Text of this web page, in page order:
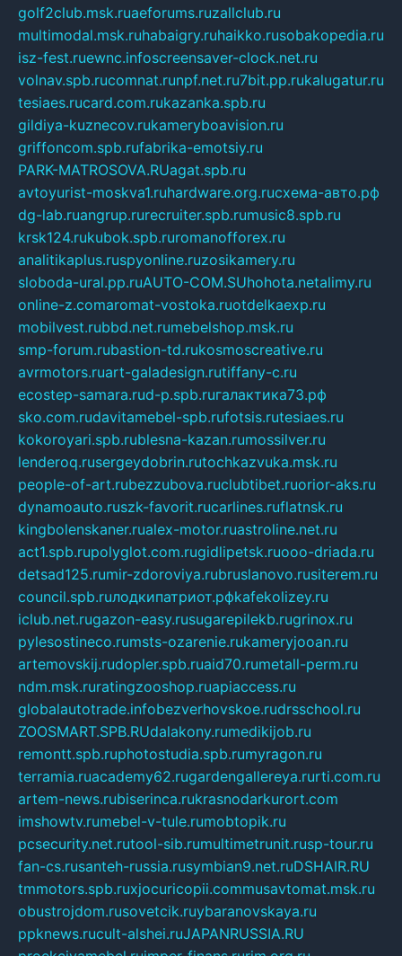
golf2club.msk.ruaeforums.ruzallclub.ru
multimodal.msk.ruhabaigry.ruhaikko.rusobakopedia.ru
isz-fest.ruewnc.infoscreensaver-clock.net.ru
volnav.spb.rucomnat.runpf.net.ru7bit.pp.rukalugatur.ru
tesiaes.rucard.com.rukazanka.spb.ru
gildiya-kuznecov.rukameryboavision.ru
griffoncom.spb.rufabrika-emotsiy.ru
PARK-MATROSOVA.RUagat.spb.ru
avtoyurist-moskva1.ruhardware.org.ruсхема-авто.рф
dg-lab.ruangrup.rurecruiter.spb.rumusic8.spb.ru
krsk124.rukubok.spb.ruromanofforex.ru
analitikaplus.ruspyonline.ruzosikamery.ru
sloboda-ural.pp.ruAUTO-COM.SUhohota.netalimy.ru
online-z.comaromat-vostoka.ruotdelkaexp.ru
mobilvest.rubbd.net.rumebelshop.msk.ru
smp-forum.rubastion-td.rukosmoscreative.ru
avrmotors.ruart-galadesign.rutiffany-c.ru
ecostep-samara.rud-p.spb.ruгалактика73.рф
sko.com.rudavitamebel-spb.rufotsis.rutesiaes.ru
kokoroyari.spb.rublesna-kazan.rumossilver.ru
lenderoq.rusergeydobrin.rutochkazvuka.msk.ru
people-of-art.rubezzubova.ruclubtibet.ruorior-aks.ru
dynamoauto.ruszk-favorit.rucarlines.ruflatnsk.ru
kingbolenskaner.rualex-motor.ruastroline.net.ru
act1.spb.rupolyglot.com.rugidlipetsk.ruooo-driada.ru
detsad125.rumir-zdoroviya.rubruslanovo.rusiterem.ru
council.spb.ruлодкипатриот.рфkafekolizey.ru
iclub.net.rugazon-easy.rusugarepilekb.rugrinox.ru
pylesostineco.rumsts-ozarenie.rukameryjooan.ru
artemovskij.rudopler.spb.ruaid70.rumetall-perm.ru
ndm.msk.ruratingzooshop.ruapiaccess.ru
globalautotrade.infobezverhovskoe.rudrsschool.ru
ZOOSMART.SPB.RUdalakony.rumedikijob.ru
remontt.spb.ruphotostudia.spb.rumyragon.ru
terramia.ruacademy62.rugardengallereya.rurti.com.ru
artem-news.rubiserinca.rukrasnodarkurort.com
imshowtv.rumebel-v-tule.rumobtopik.ru
pcsecurity.net.rutool-sib.rumultimetrunit.rusp-tour.ru
fan-cs.rusanteh-russia.rusymbian9.net.ruDSHAIR.RU
tmmotors.spb.ruxjocuricopii.commusavtomat.msk.ru
obustrojdom.rusovetcik.ruybaranovskaya.ru
ppknews.rucult-alshei.ruJAPANRUSSIA.RU